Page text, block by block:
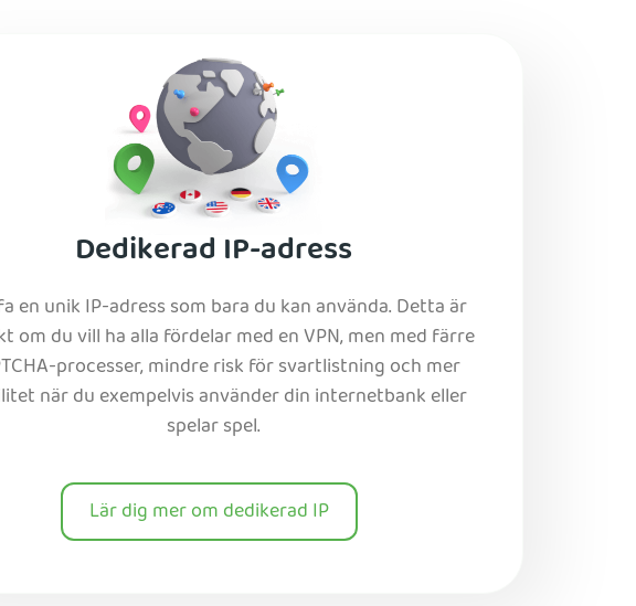
Dedikerad IP-adress
en unik IP-adress som bara du kan använda. Detta är
om du vill ha alla fördelar med en VPN, men med färre
processer, mindre risk för svartlistning och mer
när du exempelvis använder din internetbank eller
spelar spel.
Lär dig mer om dedikerad IP